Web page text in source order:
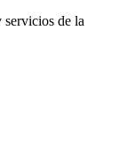
servicios de la